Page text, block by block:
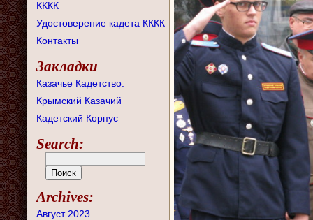
КККК
Удостоверение кадета КККК
Контакты
Закладки
Казачье Кадетство.
Крымский Казачий
Кадетский Корпус
Search:
Archives:
Август 2023